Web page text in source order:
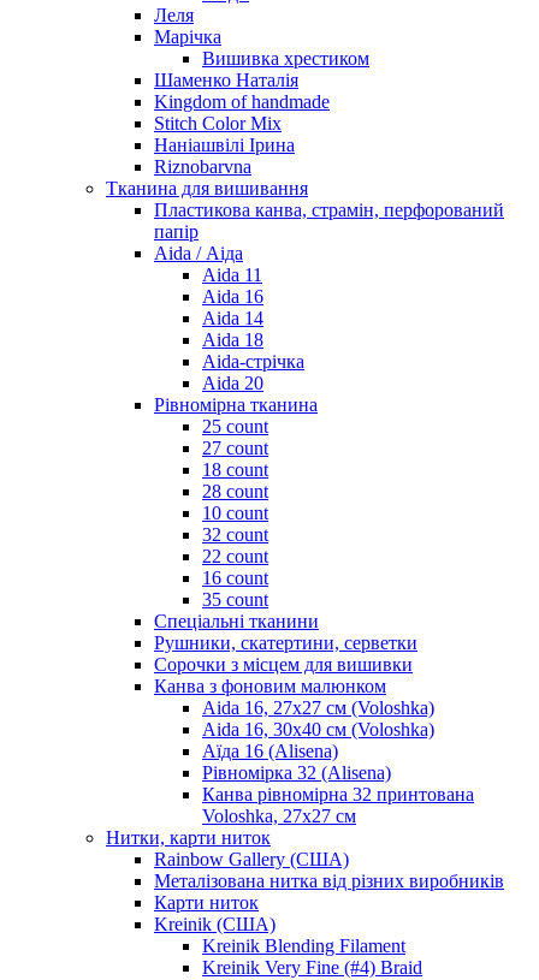
Леля
Марічка
Вишивка хрестиком
Шаменко Наталія
Kingdom of handmade
Stitch Color Mix
Наніашвілі Ірина
Riznobarvna
Тканина для вишивання
Пластикова канва, страмін, перфорований
папір
Aida / Аіда
Aida 11
Aida 16
Aida 14
Aida 18
Aida-стрічка
Aida 20
Рівномірна тканина
25 count
27 count
18 count
28 count
10 count
32 count
22 count
16 count
35 count
Спеціальні тканини
Рушники, скатертини, серветки
Сорочки з місцем для вишивки
Канва з фоновим малюнком
Aida 16, 27х27 см (Voloshka)
Aida 16, 30х40 см (Voloshka)
Аїда 16 (Alisena)
Рівномірка 32 (Alisena)
Канва рівномірна 32 принтована
Voloshka, 27х27 см
Нитки, карти ниток
Rainbow Gallery (США)
Металізована нитка від різних виробників
Карти ниток
Kreinik (США)
Kreinik Blending Filament
Kreinik Very Fine (#4) Braid